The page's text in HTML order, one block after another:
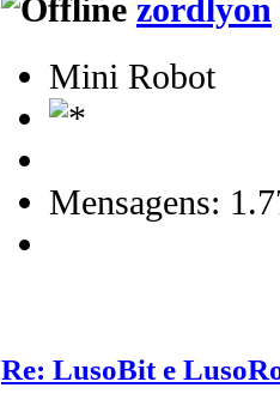
zordlyon
Mini Robot
Mensagens:
Re: LusoBit e